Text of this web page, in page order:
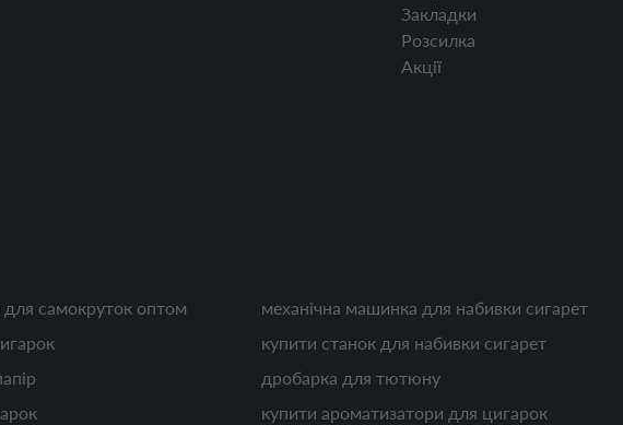
Закладки
Розсилка
Акції
для самокруток оптом
механічна машинка для набивки сигарет
купити станок для набивки сигарет
дробарка для тютюну
купити ароматизатори для цигарок